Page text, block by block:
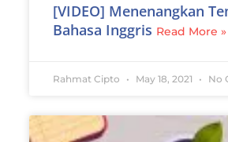
[VIDEO] Menenangkan
Bahasa Inggris Read More »
Rahmat Cipto May 18, 2021 No